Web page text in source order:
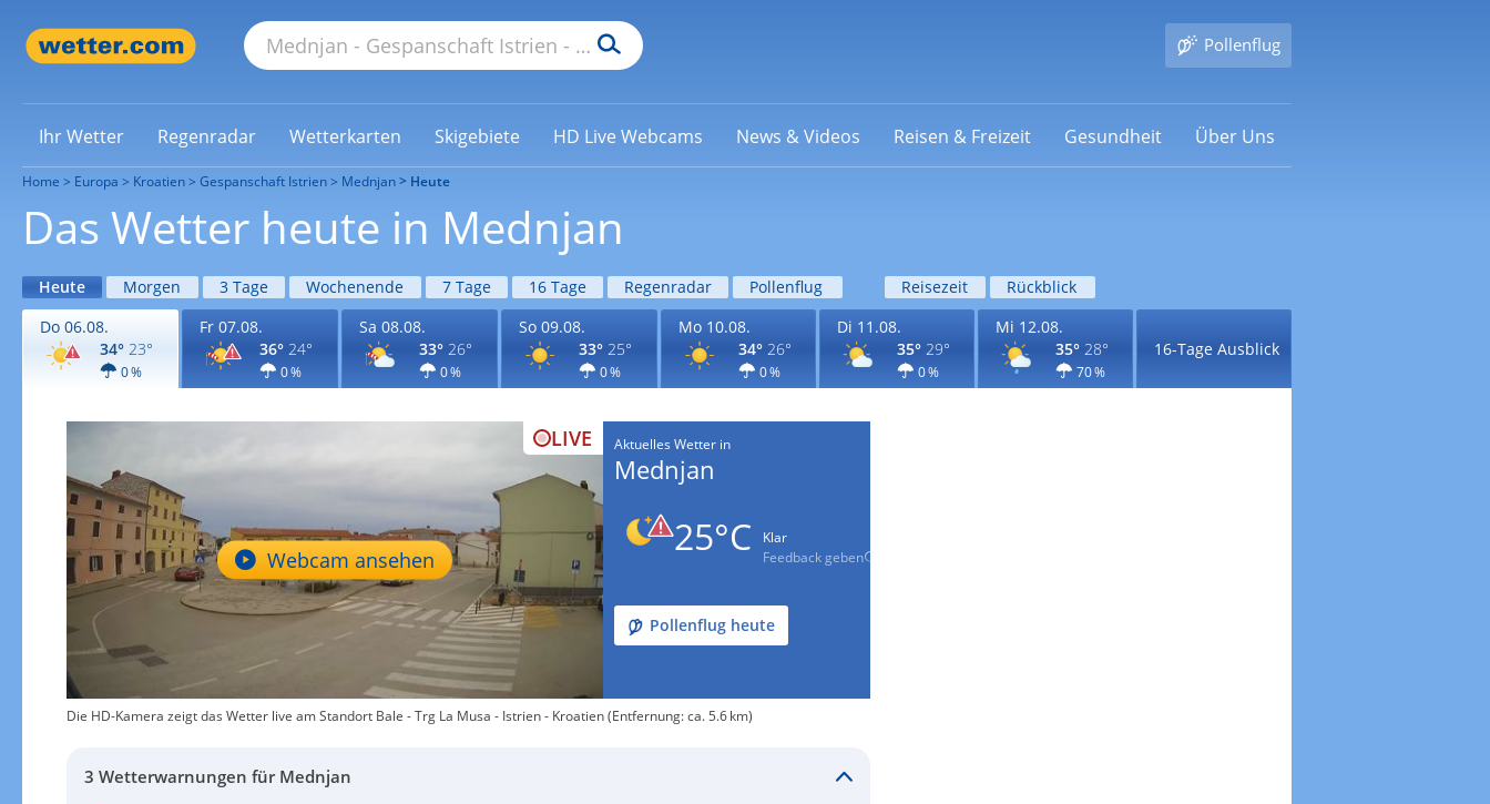
Pollenflug
Ihr Wetter Regenradar Wetterkarten Skigebiete HD Live Webcams News & Videos Reisen & Freizeit Gesundheit Über Uns
Home Europa Kroatien Gespanschaft Istrien Mednjan Heute
Das Wetter heute in Mednjan
Heute Morgen 3 Tage Wochenende 7 Tage 16 Tage Regenradar Pollenflug Reisezeit
Rückblick
Do 06.08.
34° 23°
0 %
Fr 07.08.
36° 24°
0 %
Sa 08.08.
33° 26°
0 %
So 09.08.
33° 25°
0 %
Mo 10.08.
34° 26°
0 %
Di 11.08.
35° 29°
0 %
Mi 12.08.
35° 28°
70 %
16-Tage Ausblick
LIVE
Webcam ansehen
Aktuelles Wetter in
Mednjan
25°C
Klar
Feedback geben
Pollenflug heute
Die HD-Kamera zeigt das Wetter live am Standort Bale - Trg La Musa - Istrien - Kroatien (Entfernung: ca. 5.6 km)
3 Wetterwarnungen für Mednjan